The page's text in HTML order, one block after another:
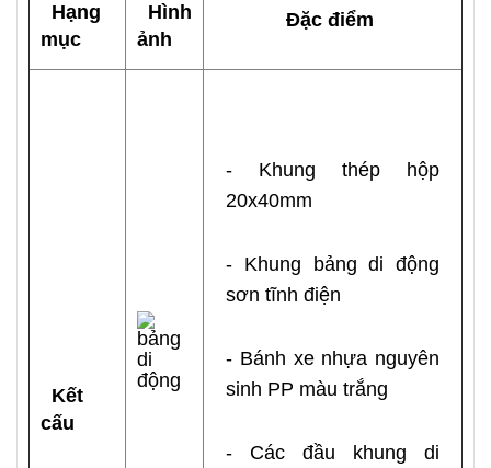
Hạng
mục
Hình
ảnh
Đặc điểm
Kết
cấu
- Khung thép hộp
20x40mm
- Khung bảng di động
sơn tĩnh điện
- Bánh xe nhựa nguyên
sinh PP màu trắng
- Các đầu khung di